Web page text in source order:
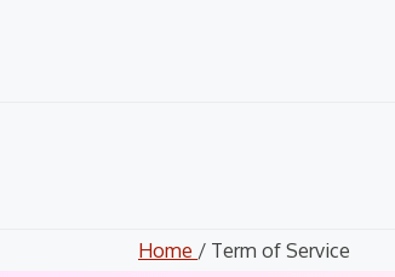
Home / Term of Service